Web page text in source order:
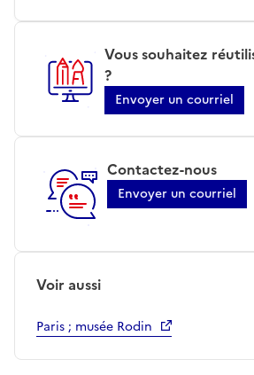
Vous souhaitez
?
Envoyer un courriel
Contactez-nous
Envoyer un courriel
Voir aussi
Paris ; musée Rodin